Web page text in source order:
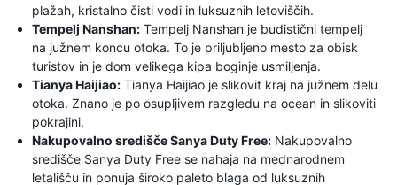
plažah, kristalno čisti vodi in luksuznih letoviščih.
Tempelj Nanshan: Tempelj Nanshan je budistični tempelj
na južnem koncu otoka. To je priljubljeno mesto za obisk
turistov in je dom velikega kipa boginje usmiljenja.
Tianya Haijiao: Tianya Haijiao je slikovit kraj na južnem delu
otoka. Znano je po osupljivem razgledu na ocean in slikoviti
pokrajini.
Nakupovalno središče Sanya Duty Free: Nakupovalno
središče Sanya Duty Free se nahaja na mednarodnem
letališču in ponuja široko paleto blaga od luksuznih